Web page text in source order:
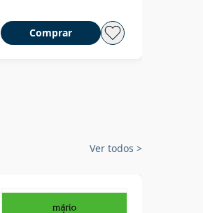
Comprar
Ver todos >